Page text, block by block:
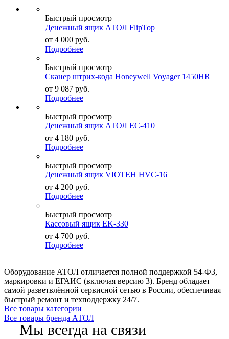
Быстрый просмотр
Денежный ящик АТОЛ FlipTop
от 4 000 руб.
Подробнее
Быстрый просмотр
Сканер штрих-кода Honeywell Voyager 1450HR
от 9 087 руб.
Подробнее
Быстрый просмотр
Денежный ящик АТОЛ EC-410
от 4 180 руб.
Подробнее
Быстрый просмотр
Денежный ящик VIOTEH HVC-16
от 4 200 руб.
Подробнее
Быстрый просмотр
Кассовый ящик EK-330
от 4 700 руб.
Подробнее
Оборудование АТОЛ отличается полной поддержкой 54-ФЗ,
маркировки и ЕГАИС (включая версию 3). Бренд обладает
самой разветвлённой сервисной сетью в России, обеспечивая
быстрый ремонт и техподдержку 24/7.
Все товары категории
Все товары бренда АТОЛ
Мы всегда на связи